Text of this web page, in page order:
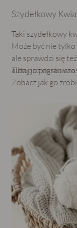
Szydełkowy
Taki szydełkowy
Może być nie
ale sprawdzi się
albo po prostu
Tutaj już
Zobacz jak go